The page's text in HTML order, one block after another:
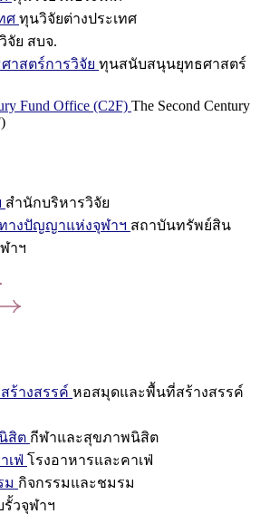
ศ ทุนวิจัยต่างประเทศ
จัย สบจ.
าสตร์การวิจัย ทุนสนับสนุนยุทธศาสตร์
Fund Office (C2F) The Second Century
สำนักบริหารวิจัย
างปัญญาแห่งจุฬาฯ สถาบันทรัพย์สิน
าฯ
ร้างสรรค์ หอสมุดและพื้นที่สร้างสรรค์
สิต กีฬาและสุขภาพนิสิต
เฟ่ โรงอาหารและคาเฟ่
ม กิจกรรมและชมรม
รั้วจุฬาฯ